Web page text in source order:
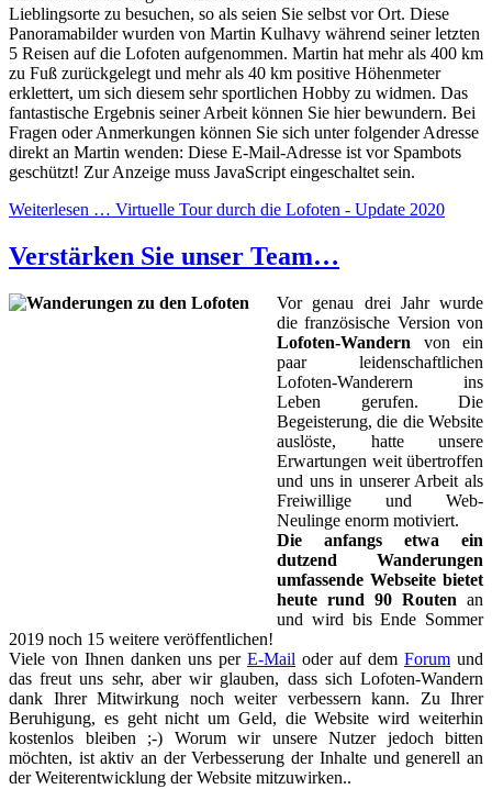
Lieblingsorte zu besuchen, so als seien Sie selbst vor Ort. Diese
Panoramabilder wurden von Martin Kulhavy während seiner letzten
5 Reisen auf die Lofoten aufgenommen. Martin hat mehr als 400 km
zu Fuß zurückgelegt und mehr als 40 km positive Höhenmeter
erklettert, um sich diesem sehr sportlichen Hobby zu widmen. Das
fantastische Ergebnis seiner Arbeit können Sie hier bewundern. Bei
Fragen oder Anmerkungen können Sie sich unter folgender Adresse
direkt an Martin wenden: Diese E-Mail-Adresse ist vor Spambots
geschützt! Zur Anzeige muss JavaScript eingeschaltet sein.
Weiterlesen … Virtuelle Tour durch die Lofoten - Update 2020
Verstärken Sie unser Team…
Vor genau drei Jahr wurde
die französische Version von
Lofoten-Wandern von ein
paar leidenschaftlichen
Lofoten-Wanderern ins
Leben gerufen. Die
Begeisterung, die die Website
auslöste, hatte unsere
Erwartungen weit übertroffen
und uns in unserer Arbeit als
Freiwillige und Web-
Neulinge enorm motiviert.
Die anfangs etwa ein
dutzend Wanderungen
umfassende Webseite bietet
heute rund 90 Routen an
und wird bis Ende Sommer
2019 noch 15 weitere veröffentlichen!
Viele von Ihnen danken uns per E-Mail oder auf dem Forum und
das freut uns sehr, aber wir glauben, dass sich Lofoten-Wandern
dank Ihrer Mitwirkung noch weiter verbessern kann. Zu Ihrer
Beruhigung, es geht nicht um Geld, die Website wird weiterhin
kostenlos bleiben ;-) Worum wir unsere Nutzer jedoch bitten
möchten, ist aktiv an der Verbesserung der Inhalte und generell an
der Weiterentwicklung der Website mitzuwirken..